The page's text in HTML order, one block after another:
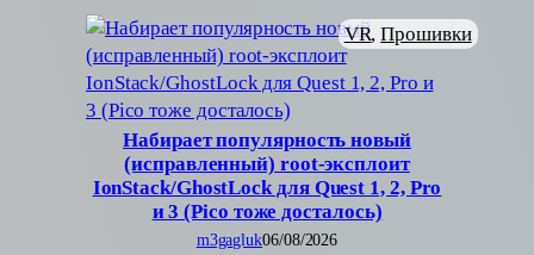
Набирает популярность новый
(исправленный) root-эксплоит
IonStack/GhostLock для Quest 1, 2, Pro
и 3 (Pico тоже досталось)
VR, Прошивки
m3gagluk06/08/2026